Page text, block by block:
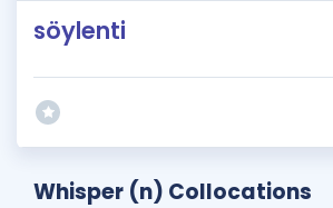
söylenti
Whisper (n) Collocations